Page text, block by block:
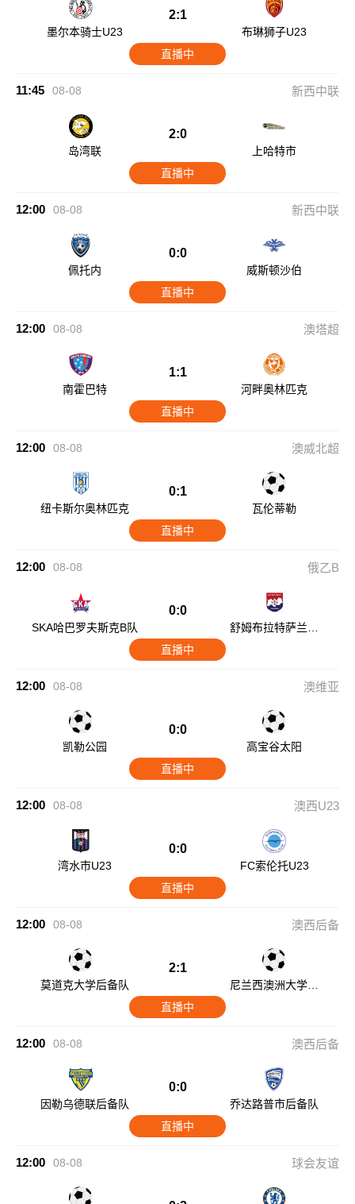
墨尔本骑士U23
2:1
布琳狮子U23
直播中
11:45 08-08 新西中联
岛湾联
2:0
上哈特市
直播中
12:00 08-08 新西中联
佩托内
0:0
威斯顿沙伯
直播中
12:00 08-08 澳塔超
南霍巴特
1:1
河畔奥林匹克
直播中
12:00 08-08 澳威北超
纽卡斯尔奥林匹克
0:1
瓦伦蒂勒
直播中
12:00 08-08 俄乙B
SKA哈巴罗夫斯克B队
0:0
舒姆布拉特萨兰斯
直播中
12:00 08-08 澳维亚
凯勒公园
0:0
高宝谷太阳
直播中
12:00 08-08 澳西U23
湾水市U23
0:0
FC索伦托U23
直播中
12:00 08-08 澳西后备
莫道克大学后备队
2:1
尼兰西澳洲大学后
直播中
12:00 08-08 澳西后备
因勒乌德联后备队
0:0
乔达路普市后备队
直播中
12:00 08-08 球会友谊